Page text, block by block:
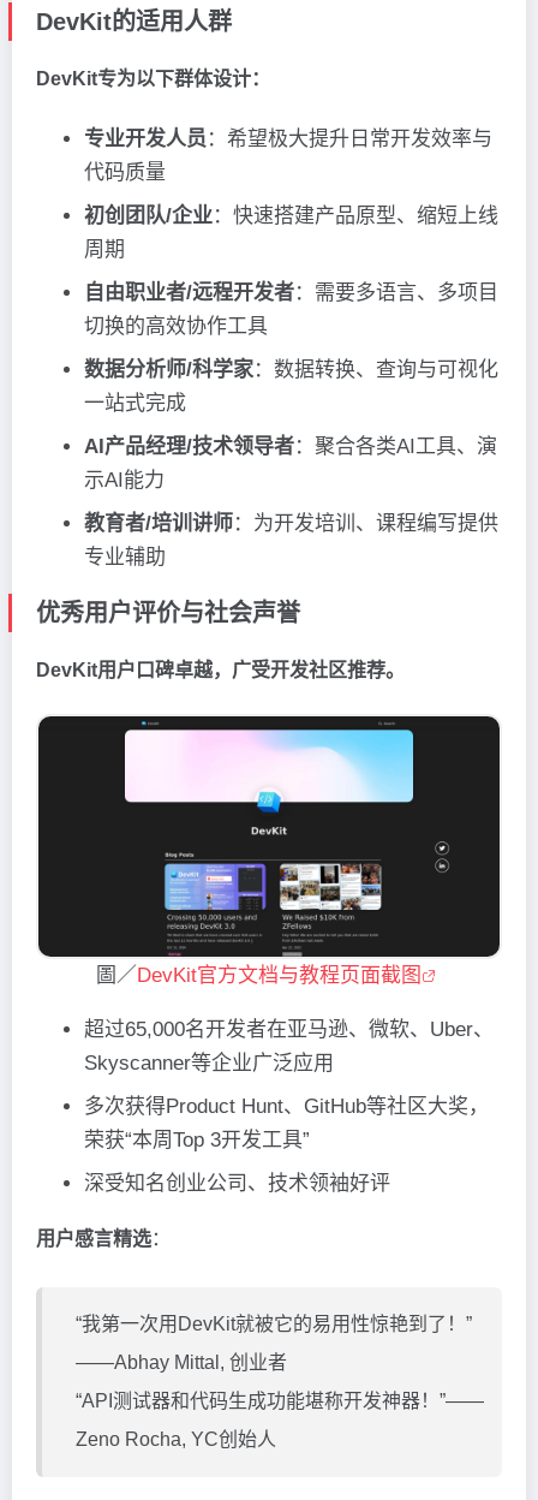
DevKit的适用人群
DevKit专为以下群体设计：
专业开发人员 ：希望极大提升日常开发效率与
代码质量
初创团队/企业：快速搭建产品原型、缩短上线
周期
自由职业者/远程开发者：需要多语言、多项目
切换的高效协作工具
数据分析师/科学家：数据转换、查询与可视化
一站式完成
AI产品经理/技术领导者：聚合各类AI工具、演
示AI能力
教育者/培训讲师：为开发培训、课程编写提供
专业辅助
优秀用户评价与社会声誉
DevKit用户口碑卓越，广受开发社区推荐。
圖／DevKit官方文档与教程页面截图
超过65,000名开发者在亚马逊、微软、Uber、
Skyscanner等企业广泛应用
多次获得Product Hunt、GitHub等社区大奖，
荣获“本周Top 3开发工具”
深受知名创业公司、技术领袖好评
用户感言精选：
“我第一次用DevKit就被它的易用性惊艳到了！”
——Abhay Mittal, 创业者
“API测试器和代码生成功能堪称开发神器！”——
Zeno Rocha, YC创始人